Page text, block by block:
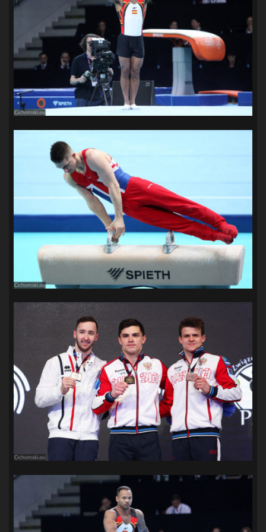
SANDRA SPA POGOŃ SZCZECIN (100) SIEDLECKA
SPARING(110) SPR POGOŃ SZCZECIN (72)
SPÓJNIA STARGARD(35) STOCZNIA SZCZECIN (40)
SUPERLIGA KOBIET (58) SUPERLIGA MĘŻCZYZN (92)
TAURON LIGA KOBIET(106) TENIS(26) TREFL SOPOT
WYGRANA(43) ZAGŁĘBIE LUBIN (36) ŚLĄSK WROCŁAW(29)
ŚWIT SKOLWIN
STAT4U